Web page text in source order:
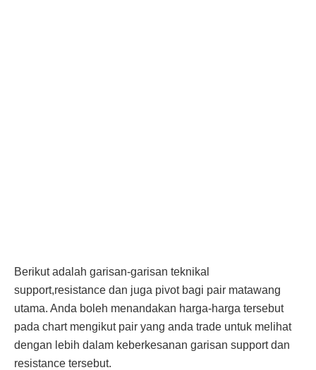
Berikut adalah garisan-garisan teknikal
support,resistance dan juga pivot bagi pair matawang
utama. Anda boleh menandakan harga-harga tersebut
pada chart mengikut pair yang anda trade untuk melihat
dengan lebih dalam keberkesanan garisan support dan
resistance tersebut.